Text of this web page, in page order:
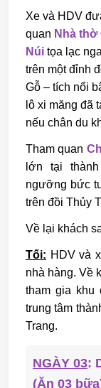
Xe và HDV
quan Nhà thờ
Núi tọa lạc
trên một đỉnh
Gỗ – tích nổi
lô xi măng đã
nếu chân du
Tham quan
lớn tại
ngưỡng bức
trên đồi Thủy
Về lại khách
Tối: HDV và
nhà hàng. Về
tham gia khu
trung tâm
Trang.
NGÀY 03:
(Ăn 03